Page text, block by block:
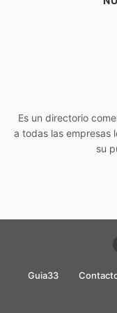
Es un directorio
a todas las empresas
su
Guia33